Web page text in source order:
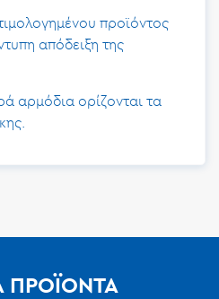
προϊόντος
απόδειξη της
αρμόδια ορίζονται τα
ΠΡΟΪΌΝΤΑ